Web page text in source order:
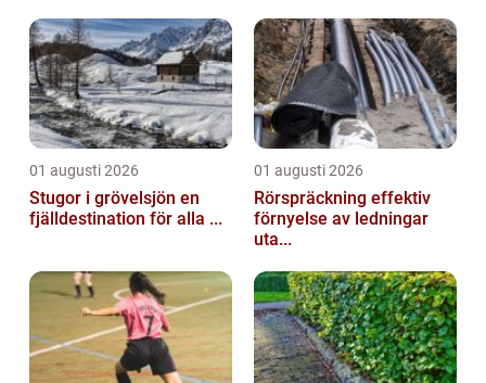
01 augusti 2026
Stugor i grövelsjön en
fjälldestination för alla ...
01 augusti 2026
Rörspräckning effektiv
förnyelse av ledningar
uta...